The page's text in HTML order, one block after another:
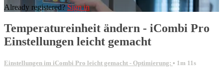
Already registered?Sign in
Temperatureinheit ändern - iCombi Pro
Einstellungen leicht gemacht
Einstellungen im iCombi Pro leicht gemacht - Optimierung: • 1m 11s